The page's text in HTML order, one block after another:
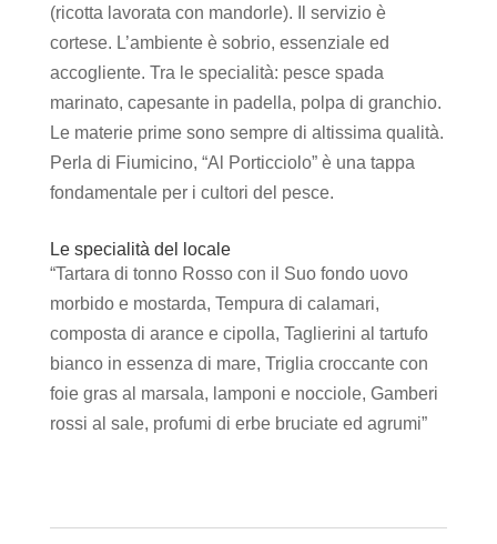
(ricotta lavorata con mandorle). Il servizio è
cortese. L’ambiente è sobrio, essenziale ed
accogliente. Tra le specialità: pesce spada
marinato, capesante in padella, polpa di granchio.
Le materie prime sono sempre di altissima qualità.
Perla di Fiumicino, “Al Porticciolo” è una tappa
fondamentale per i cultori del pesce.
Le specialità del locale
“Tartara di tonno Rosso con il Suo fondo uovo
morbido e mostarda, Tempura di calamari,
composta di arance e cipolla, Taglierini al tartufo
bianco in essenza di mare, Triglia croccante con
foie gras al marsala, lamponi e nocciole, Gamberi
rossi al sale, profumi di erbe bruciate ed agrumi”